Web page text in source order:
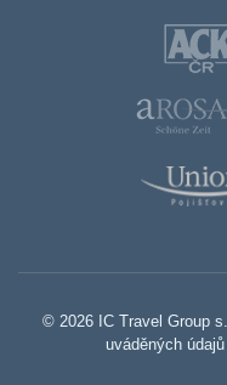
© 2026 IC Travel Group
uváděných